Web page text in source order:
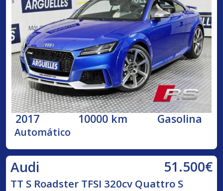
2017 10000 km Gasolina
Automático
Audi 51.500€
TT S Roadster TFSI 320cv Quattro S